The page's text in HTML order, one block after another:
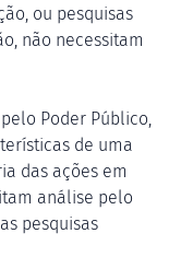
ou pesquisas
não necessitam
Poder Público,
de uma
das ações em
análise pelo
pesquisas